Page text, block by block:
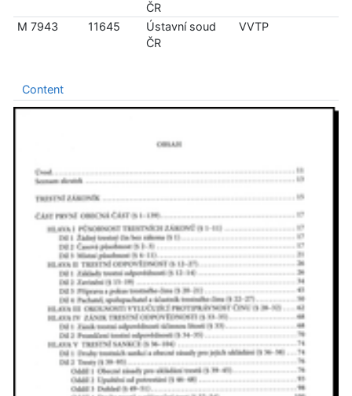
ČR
M 7943 11645
Ústavní soud
ČR
VVTP
Content